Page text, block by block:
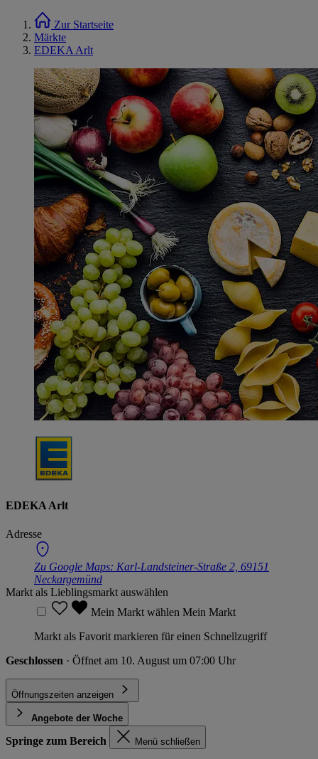
Zur Startseite
Märkte
EDEKA Arlt
EDEKA Arlt
Adresse
Zu Google Maps: Karl-Landsteiner-Straße 2, 69151
Neckargemünd
Markt als Lieblingsmarkt auswählen
Mein Markt wählen Mein Markt
Markt als Favorit markieren für einen Schnellzugriff
Geschlossen · Öffnet am 10. August um 07:00 Uhr
Öffnungszeiten anzeigen
Angebote der Woche
Springe zum Bereich Menü schließen